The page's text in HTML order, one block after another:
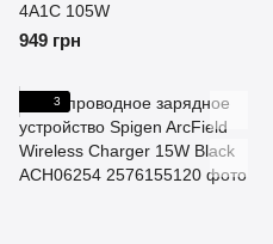
4A1C 105W
949 грн
3